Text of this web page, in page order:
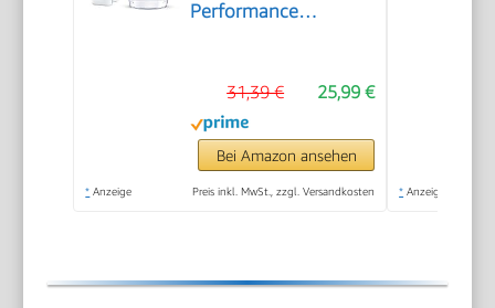
Performance
25,99 €
31,39 €
Bei Amazon ansehen
* Anzeige Preis inkl. MwSt., zzgl. Versandkosten * Anzeige